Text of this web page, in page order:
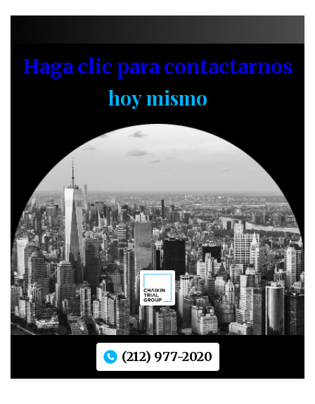
Haga clic para contactarnos
hoy mismo
(212) 977-2020